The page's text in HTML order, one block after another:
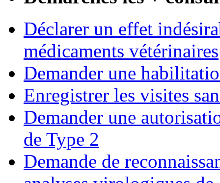
Déclarer un effet
médicaments vétérinaires
Demander une
Enregistrer les visites
Demander une
de Type 2
Demande de